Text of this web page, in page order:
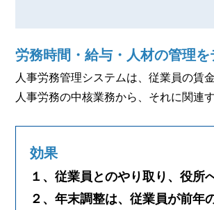
労務時間・給与・人材の管理
人事労務管理システムは、従業員の賃
人事労務の中核業務から、それに関連
効果
１、従業員とのやり取り、役所
２、年末調整は、従業員が前年